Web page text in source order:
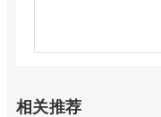
相关推荐